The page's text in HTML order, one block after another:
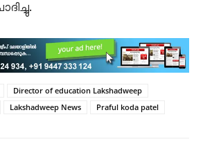
Director of education Lakshadweep
Lakshadweep News Praful koda patel